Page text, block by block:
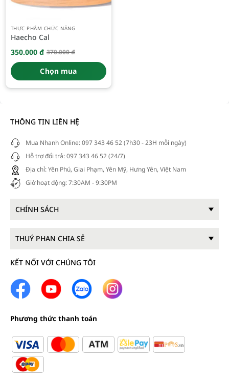
THỰC PHẨM CHỨC NĂNG
Haecho Cal
370.000đ
Giá
gốc
là:
370.000 đ.
350.000 đ
Giá
hiện
tại
là:
350.000 đ.
Chọn mua
THÔNG TIN LIÊN HỆ
Mua Nhanh Online: 097 343 46 52 (7h30 - 23H mỗi ngày)
Hỗ trợ đổi trả: 097 343 46 52 (24/7)
Địa chỉ: Yên Phú, Giai Phạm, Yên Mỹ, Hưng Yên, Việt Nam
Giờ hoạt động: 7:30AM - 9:30PM
CHÍNH SÁCH
THUÝ PHAN CHIA SẺ
KẾT NỐI VỚI CHÚNG TÔI
Phương thức thanh toán